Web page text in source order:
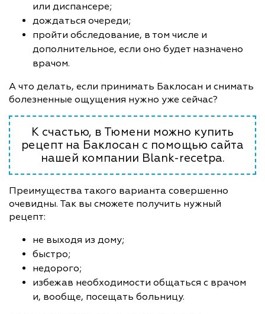
или диспансере;
дождаться очереди;
пройти обследование, в том числе и
дополнительное, если оно будет назначено
врачом.
А что делать, если принимать Баклосан и снимать
болезненные ощущения нужно уже сейчас?
К счастью, в Тюмени можно купить
рецепт на Баклосан с помощью сайта
нашей компании Blank-recetpa.
Преимущества такого варианта совершенно
очевидны. Так вы сможете получить нужный
рецепт:
не выходя из дому;
быстро;
недорого;
избежав необходимости общаться с врачом
и, вообще, посещать больницу.